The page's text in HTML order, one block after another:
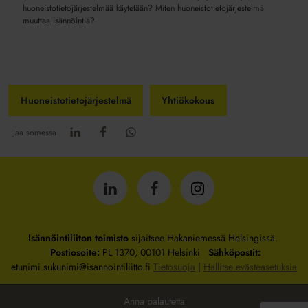
huoneistotietojärjestelmää käytetään? Miten huoneistotietojärjestelmä
muuttaa isännöintiä?
Huoneistotietojärjestelmä Yhtiökokous
Jaa somessa
Isännöintiliitto
LinkedInissä
Isännöintiliitto
Facebookissa
Isännöintiliitto
Instagrammissa
Isännöintiliiton toimistosijaitsee Hakaniemessä Helsingissä.
Postiosoite: PL 1370, 00101 Helsinki Sähköpostit:
etunimi.sukunimi@isannointiliitto.fi Tietosuoja | Hallitse evästeasetuksia
Anna palautetta